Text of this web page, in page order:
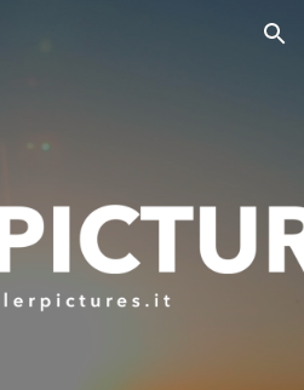
Skip to navigation